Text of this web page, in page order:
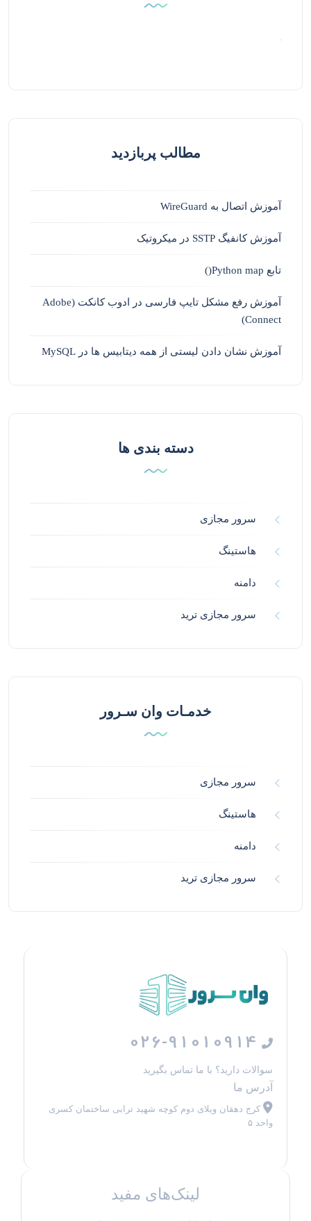
مطالب پربازدید
آموزش اتصال به WireGuard
آموزش کانفیگ SSTP در میکروتیک
تابع Python map()
آموزش رفع مشکل تایپ فارسی در ادوب کانکت (Adobe
Connect)
آموزش نشان دادن لیستی از همه دیتابیس ها در MySQL
دسته بندی ها
سرور مجازی
هاستینگ
دامنه
سرور مجازی ترید
خدمـات وان سـرور
سرور مجازی
هاستینگ
دامنه
سرور مجازی ترید
026-91010914
سوالات دارید؟ با ما تماس بگیرید
آدرس ما
کرج دهقان ویلای دوم کوچه شهید ترابی ساختمان کسری
واحد ۵
لینک‌های مفید